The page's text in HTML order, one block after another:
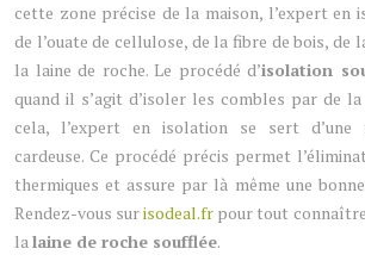
cette zone précise de la maison, l’expert en
de l’ouate de cellulose, de la fibre de bois, de
la laine de roche. Le procédé d’isolation
quand il s’agit d’isoler les combles par de
cela, l’expert en isolation se sert d’une
cardeuse. Ce procédé précis permet
thermiques et assure par là même une bonne
Rendez-vous surisodeal.fr pour tout
lalaine de roche soufflée.